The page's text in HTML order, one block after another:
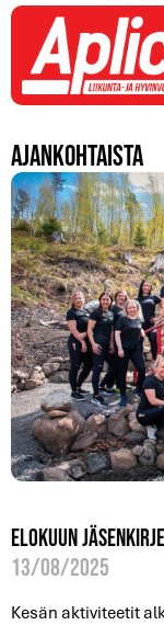
Ajankohtaista
Elokuun
13/08/2025
Kesän aktiviteetit